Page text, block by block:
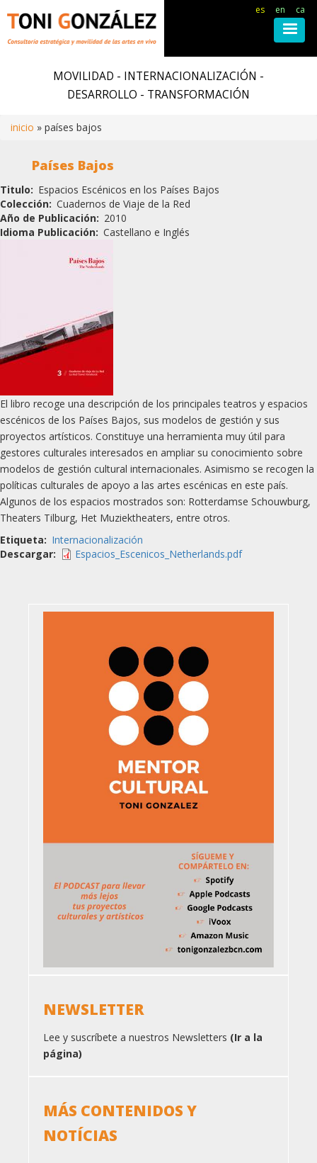
MOVILIDAD - INTERNACIONALIZACIÓN -
DESARROLLO - TRANSFORMACIÓN
Ruta
de
navegación
inicio países bajos
es en ca
Países Bajos
Titulo
Espacios Escénicos en los Países Bajos
Colección Cuadernos de Viaje de la Red
Año de Publicación
2010
Idioma Publicación Castellano e Inglés
El libro recoge una descripción de los principales teatros y espacios
escénicos de los Países Bajos, sus modelos de gestión y sus
proyectos artísticos. Constituye una herramienta muy útil para
gestores culturales interesados en ampliar su conocimiento sobre
modelos de gestión cultural internacionales. Asimismo se recogen la
políticas culturales de apoyo a las artes escénicas en este país.
Algunos de los espacios mostrados son: Rotterdamse Schouwburg,
Theaters Tilburg, Het Muziektheaters, entre otros.
Etiqueta
Internacionalización
Descargar
Espacios_Escenicos_Netherlands.pdf
NEWSLETTER
Lee y suscríbete a nuestros Newsletters (Ir a la
página)
MÁS CONTENIDOS Y
NOTÍCIAS